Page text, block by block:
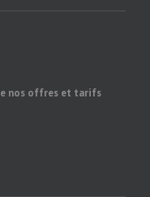
nos offres et tarifs